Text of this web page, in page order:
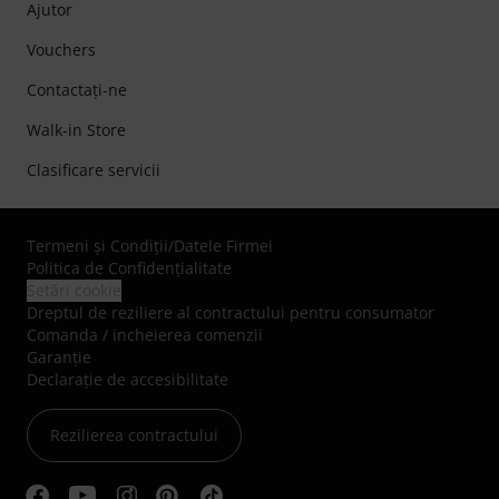
Ajutor
Vouchers
Contactaţi-ne
Walk-in Store
Clasificare servicii
Termeni şi Condiţii/Datele Firmei
Politica de Confidenţialitate
Dreptul de reziliere al contractului pentru consumator
Comanda / incheierea comenzii
Garanție
Declarație de accesibilitate
Rezilierea contractului